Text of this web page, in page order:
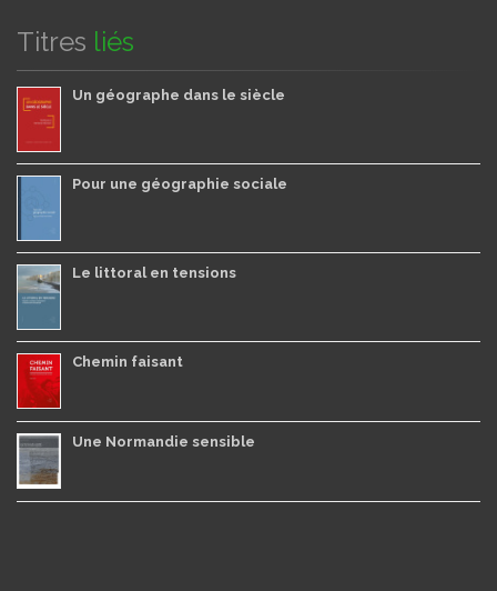
Titres liés
Un géographe dans le siècle
Pour une géographie sociale
Le littoral en tensions
Chemin faisant
Une Normandie sensible